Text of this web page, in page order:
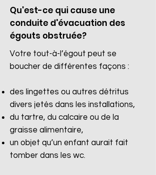
Qu'est-ce qui cause une
conduite d'évacuation des
égouts obstruée?
Votre tout-à-l’égout peut se
boucher de différentes façons :
des lingettes ou autres détritus
divers jetés dans les installations,
du tartre, du calcaire ou de la
graisse alimentaire,
un objet qu’un enfant aurait fait
tomber dans les wc.